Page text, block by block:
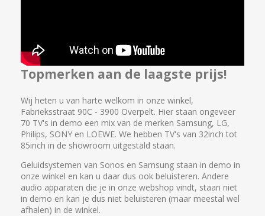
Topmerken aan de laagste prijs!
Wij heten u van harte welkom in onze winkel,
Fabrieksstraat 90C - 3900 Overpelt. Hier staan ongeveer
70 TV's in demo een mix van de merken Samsung, LG,
Philips, SONY en LOEWE. We hebben TV's van 32inch tot
85inch in de showroom uitgestald staan.
Geluidsystemen van Sonos en Samsung staan in demo in
onze winkel en kan u daar dus ook beluisteren. Andere
audio apparaten die je in onze webshop vindt, staan niet
in demo en kan je dus niet beluisteren (maar meestal wel
afhalen) in de winkel.